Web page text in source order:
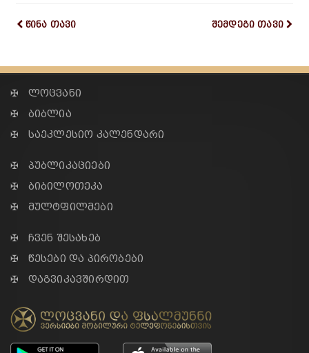
წინა თავი შემდეგი თავი
✠ ლოცვანი
✠ ბიბლია
✠ საეკლესიო კალენდარი
✠ პუბლიკაციები
✠ ბიბილოთეკა
✠ მულტფილმები
✠ ჩვენ შესახებ
✠ წესები და პირობები
✠ დაგვიკავშირდით